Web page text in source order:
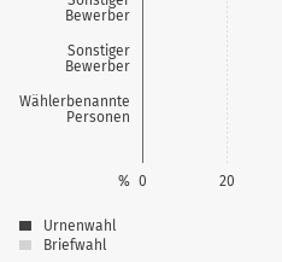
Bewerber
Sonstiger
Bewerber
Wählerbenannte
Personen
0 20
%
Urnenwahl
Briefwahl